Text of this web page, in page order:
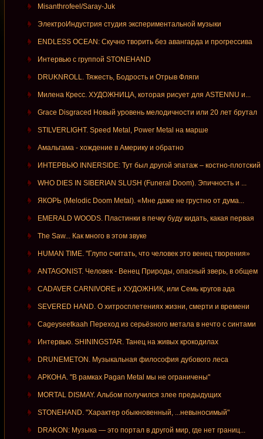
Misanthrofeel/Saray-Juk
ЭлектроИндустрия студия экспериментальной музыки
ENDLESS OCEAN: Скучно творить без авангарда и прогрессива
Интервью с группой STONEHAND
DRUKNROLL. Тяжесть, Бодрость и Отрыв Фляги
Милена Кресс. ХУДОЖНИЦА, которая рисует для ASTENNU и...
Grace Disgraced Новый уровень мелодичности или 20 лет брутал
STILVERLIGHT. Speed Metal, Power Metal на марше
Амальгама - хождение в Америку и обратно
ИНТЕРВЬЮ INNERSIDE: Тут был другой эпатаж – костно-плотский
WHO DIES IN SIBERIAN SLUSH (Funeral Doom). Эпичность и ...
ЯКОРЬ (Melodic Doom Metal). «Мне даже не грустно от дума...
EMERALD WOODS. Пластинки в печку буду кидать, какая первая
The Saw... Как много в этом звуке
HUMAN TIME. "Глупо считать, что человек это венец творения»
ANTAGONIST. Человек - Венец Природы, опасный зверь, в общем
CADAVER CARNIVORE и ХУДОЖНИК, или Семь кругов ада
SEVERED HAND. О хитросплетениях жизни, смерти и времени
Cageyseetkaah Переход из серьёзного метала в нечто с синтами
Интервью. SHININGSTAR. Танец на живых крокодилах
DRUNEMETON. Музыкальная философия дубового леса
АРКОНА. "В рамках Pagan Metal мы не ограничены"
MORTAL DISMAY. Альбом получился злее предыдущих
STONEHAND. "Характер обыкновенный, ...невыносимый"
DRAKON: Музыка — это портал в другой мир, где нет границ...